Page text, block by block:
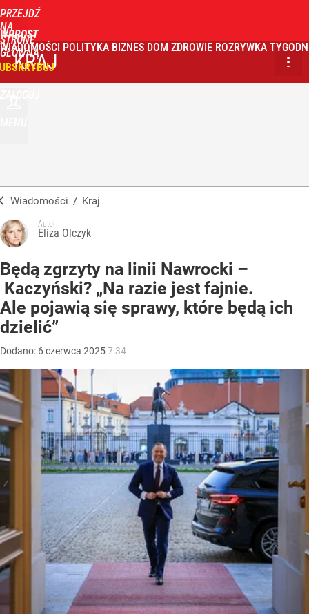
PRZEJDŹ
NA
STRONĘ
GŁÓWNĄ
WPROST
WIADOMOŚCI POLITYKA BIZNES DOM ZDROWIE ROZRYWKA
KRAJ
Wiadomości / Kraj
Autor:
Eliza Olczyk
Będą zgrzyty na linii Nawrocki –
Kaczyński? „Na razie jest fajnie.
Ale pojawią się sprawy, które będą ich
dzielić”
Dodano: 6czerwca 20257:34